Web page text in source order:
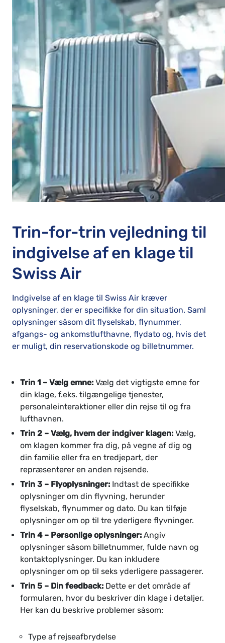
Trin-for-trin vejledning til
indgivelse af en klage til
Swiss Air
Indgivelse af en klage til Swiss Air kræver
oplysninger, der er specifikke for din situation. Saml
oplysninger såsom dit flyselskab, flynummer,
afgangs- og ankomstlufthavne, flydato og, hvis det
er muligt, din reservationskode og billetnummer.
Trin 1 – Vælg emne: Vælg det vigtigste emne for
din klage, f.eks. tilgængelige tjenester,
personaleinteraktioner eller din rejse til og fra
lufthavnen.
Trin 2 – Vælg, hvem der indgiver klagen: Vælg,
om klagen kommer fra dig, på vegne af dig og
din familie eller fra en tredjepart, der
repræsenterer en anden rejsende.
Trin 3 – Flyoplysninger: Indtast de specifikke
oplysninger om din flyvning, herunder
flyselskab, flynummer og dato. Du kan tilføje
oplysninger om op til tre yderligere flyvninger.
Trin 4 – Personlige oplysninger: Angiv
oplysninger såsom billetnummer, fulde navn og
kontaktoplysninger. Du kan inkludere
oplysninger om op til seks yderligere passagerer.
Trin 5 – Din feedback: Dette er det område af
formularen, hvor du beskriver din klage i detaljer.
Her kan du beskrive problemer såsom:
Type af rejseafbrydelse